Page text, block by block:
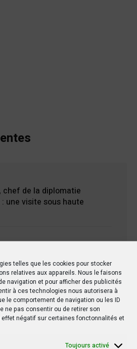
telles que les cookies pour stocker
relatives aux appareils. Nous le faisons
navigation et pour afficher des publicités
à ces technologies nous autorisera à
le comportement de navigation ou les ID
ne pas consentir ou de retirer son
négatif sur certaines fonctonnalités et
Toujours activé
chef de la diplomatie
une visite sous haute
un sommet
pour un face à face